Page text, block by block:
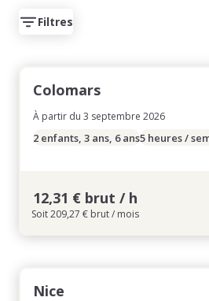
Filtres
Colomars
À partir du 3 septembre 2026
2 enfants, 3 ans, 6 ans5 heures /
12,31 € brut / h
Soit 209,27 € brut / mois
Nice